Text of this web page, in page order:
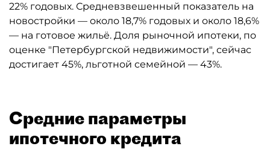
22% годовых. Средневзвешенный показатель на
новостройки — около 18,7% годовых и около 18,6%
— на готовое жильё. Доля рыночной ипотеки, по
оценке "Петербургской недвижимости", сейчас
достигает 45%, льготной семейной — 43%.
Средние параметры
ипотечного кредита